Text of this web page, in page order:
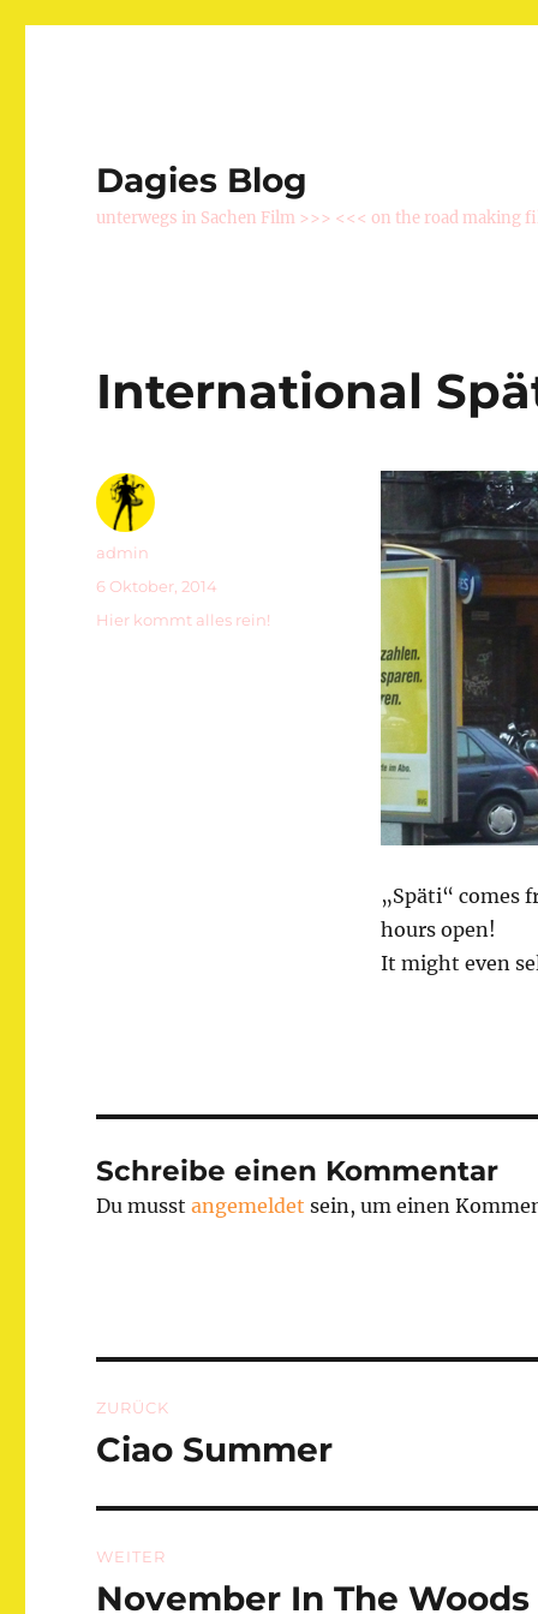
Dagies Blog
unterwegs in Sachen Film >>> <<< on the road making
International
„Späti“ comes
hours open!
It might even
Autor
admin
Veröffentlicht
am
6 Oktober, 2014
Kategorien
Hier kommt alles rein!
Schreibe einen Kommentar
Du musstangemeldet sein, um einen
ZURÜCK
Vorheriger
Ciao Summer
WEITER
Nächster
November In The Woods